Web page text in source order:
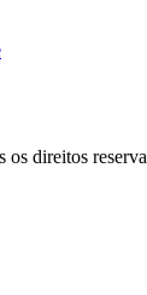
direitos